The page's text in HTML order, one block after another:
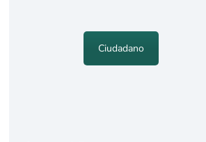
Ciudadano